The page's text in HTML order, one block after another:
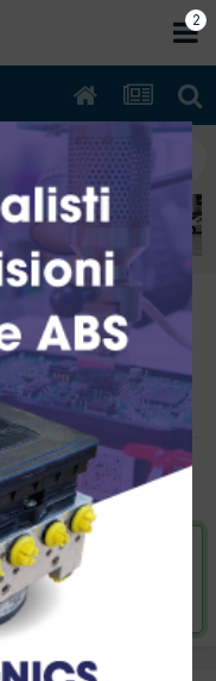
ASZ
VA ZERO
2023
2